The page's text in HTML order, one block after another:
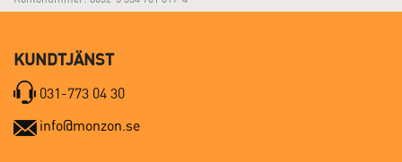
KUNDTJÄNST
031-773 04 30
info@monzon.se